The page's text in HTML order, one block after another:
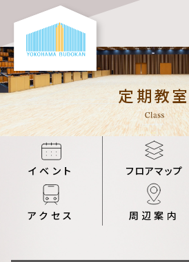
定期教
イベント フロアマップ
アクセス 周辺案内